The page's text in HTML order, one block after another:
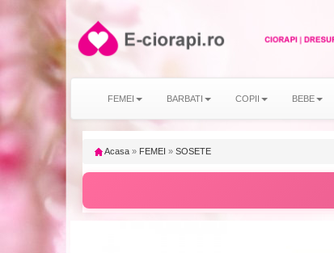
FEMEI BARBATI COPII BEBE
Acasa » FEMEI » SOSETE